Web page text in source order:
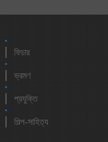
ফিচার
ভ্রমণ
প্রযুক্তি
শিল্প-সাহিত্য